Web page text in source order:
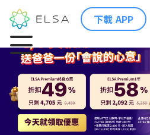
下載 APP